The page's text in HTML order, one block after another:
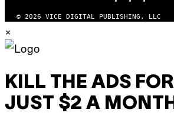
© 2026 VICE DIGITAL PUBLISHING, LLC
×
KILL THE ADS FOR
JUST $2 A MONTH